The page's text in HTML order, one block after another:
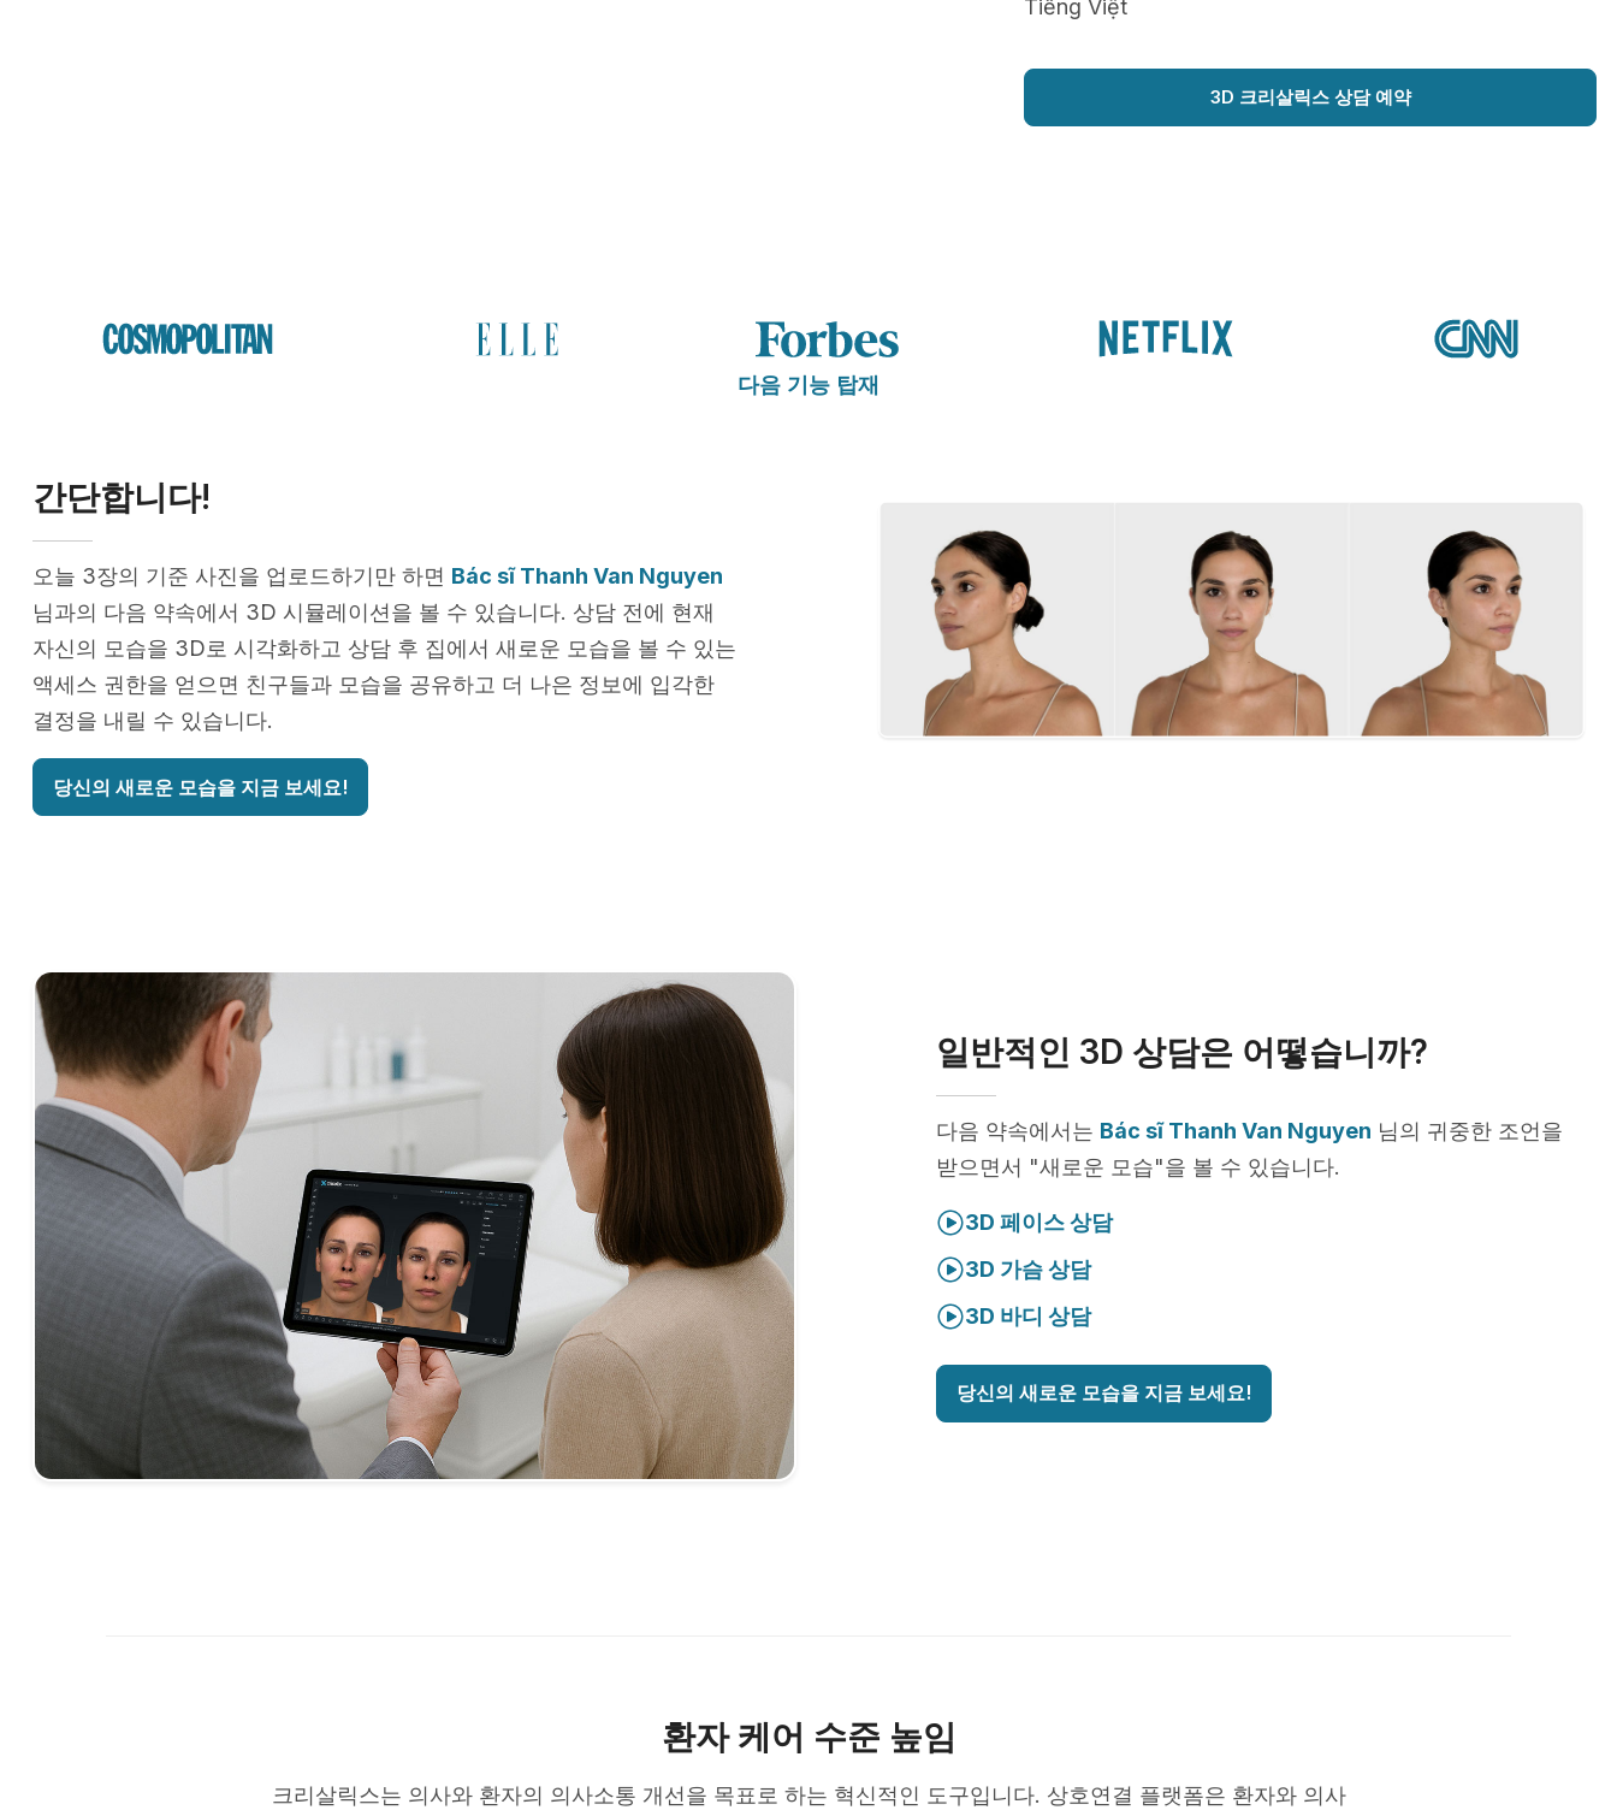
Tiếng Việt
3D 크리살릭스 상담 예약
다음 기능 탑재
간단합니다!
오늘 3장의 기준 사진을 업로드하기만 하면 Bác sĩ Thanh Van Nguyen
님과의 다음 약속에서 3D 시뮬레이션을 볼 수 있습니다. 상담 전에 현재
자신의 모습을 3D로 시각화하고 상담 후 집에서 새로운 모습을 볼 수 있는
액세스 권한을 얻으면 친구들과 모습을 공유하고 더 나은 정보에 입각한
결정을 내릴 수 있습니다.
당신의 새로운 모습을 지금 보세요!
일반적인 3D 상담은 어떻습니까?
다음 약속에서는 Bác sĩ Thanh Van Nguyen 님의 귀중한 조언을
받으면서 "새로운 모습"을 볼 수 있습니다.
3D 페이스 상담
3D 가슴 상담
3D 바디 상담
당신의 새로운 모습을 지금 보세요!
환자 케어 수준 높임
크리살릭스는 의사와 환자의 의사소통 개선을 목표로 하는 혁신적인 도구입니다. 상호연결 플랫폼은 환자와 의사